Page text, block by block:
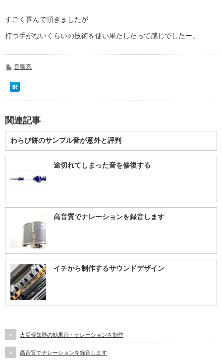
すごく喜んで頂きましたが
打つ手がないくらいの技術を使い果たしたって感じでしたー。
音響系
関連記事
わらび餅のサンプル音が意外と評判
途切れてしまった音を修復する
高音質でナレーションを録音します
イチから制作するサウンドデザイン
火災報知器の効果音・ナレーションを制作
高音質でナレーションを録音します